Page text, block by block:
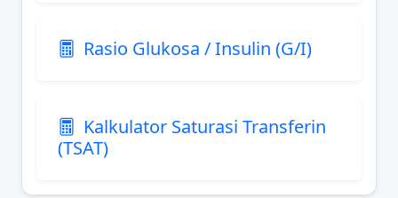
Rasio Glukosa / Insulin (G/I)
Kalkulator Saturasi Transferin
(TSAT)